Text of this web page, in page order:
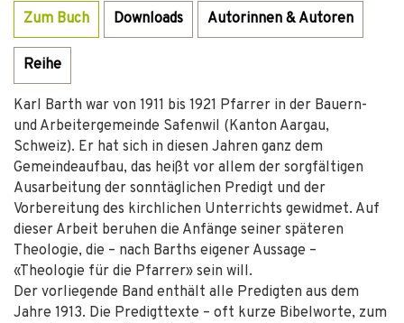
Zum Buch Downloads Autorinnen & Autoren
Reihe
Karl Barth war von 1911 bis 1921 Pfarrer in der Bauern-
und Arbeitergemeinde Safenwil (Kanton Aargau,
Schweiz). Er hat sich in diesen Jahren ganz dem
Gemeindeaufbau, das heißt vor allem der sorgfältigen
Ausarbeitung der sonntäglichen Predigt und der
Vorbereitung des kirchlichen Unterrichts gewidmet. Auf
dieser Arbeit beruhen die Anfänge seiner späteren
Theologie, die – nach Barths eigener Aussage –
«Theologie für die Pfarrer» sein will.
Der vorliegende Band enthält alle Predigten aus dem
Jahre 1913. Die Predigttexte – oft kurze Bibelworte, zum